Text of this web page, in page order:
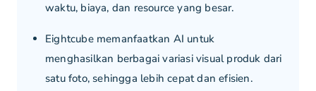
waktu, biaya, dan resource yang besar.
Eightcube memanfaatkan AI untuk
menghasilkan berbagai variasi visual produk dari
satu foto, sehingga lebih cepat dan efisien.